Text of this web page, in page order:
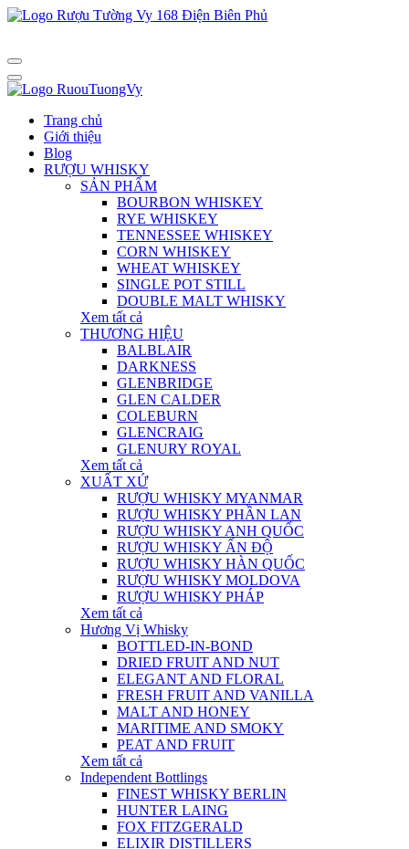
Trang chủ
Giới thiệu
Blog
RƯỢU WHISKY
SẢN PHẨM
BOURBON WHISKEY
RYE WHISKEY
TENNESSEE WHISKEY
CORN WHISKEY
WHEAT WHISKEY
SINGLE POT STILL
DOUBLE MALT WHISKY
Xem tất cả
THƯƠNG HIỆU
BALBLAIR
DARKNESS
GLENBRIDGE
GLEN CALDER
COLEBURN
GLENCRAIG
GLENURY ROYAL
Xem tất cả
XUẤT XỨ
RƯỢU WHISKY MYANMAR
RƯỢU WHISKY PHẦN LAN
RƯỢU WHISKY ANH QUỐC
RƯỢU WHISKY ẤN ĐỘ
RƯỢU WHISKY HÀN QUỐC
RƯỢU WHISKY MOLDOVA
RƯỢU WHISKY PHÁP
Xem tất cả
Hương Vị Whisky
BOTTLED-IN-BOND
DRIED FRUIT AND NUT
ELEGANT AND FLORAL
FRESH FRUIT AND VANILLA
MALT AND HONEY
MARITIME AND SMOKY
PEAT AND FRUIT
Xem tất cả
Independent Bottlings
FINEST WHISKY BERLIN
HUNTER LAING
FOX FITZGERALD
ELIXIR DISTILLERS